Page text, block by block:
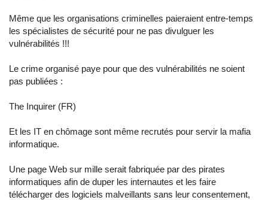
Même que les organisations criminelles paieraient entre-temps
les spécialistes de sécurité pour ne pas divulguer les
vulnérabilités !!!
Le crime organisé paye pour que des vulnérabilités ne soient
pas publiées :
The Inquirer (FR)
Et les IT en chômage sont même recrutés pour servir la mafia
informatique.
Une page Web sur mille serait fabriquée par des pirates
informatiques afin de duper les internautes et les faire
télécharger des logiciels malveillants sans leur consentement,